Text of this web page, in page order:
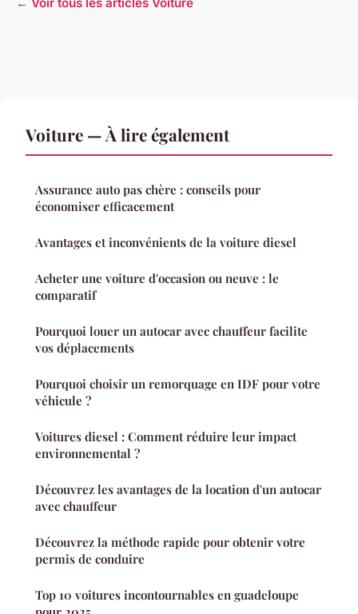
Voiture — À lire également
Assurance auto pas chère : conseils pour
économiser efficacement
Avantages et inconvénients de la voiture diesel
Acheter une voiture d'occasion ou neuve : le
comparatif
Pourquoi louer un autocar avec chauffeur facilite
vos déplacements
Pourquoi choisir un remorquage en IDF pour votre
véhicule ?
Voitures diesel : Comment réduire leur impact
environnemental ?
Découvrez les avantages de la location d'un autocar
avec chauffeur
Découvrez la méthode rapide pour obtenir votre
permis de conduire
Top 10 voitures incontournables en guadeloupe